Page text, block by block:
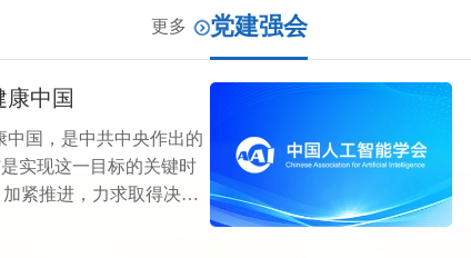
更多
康中国
中国，是中共中央作出的
实现这一目标的关键时
紧推进，力求取得决定
党建强会